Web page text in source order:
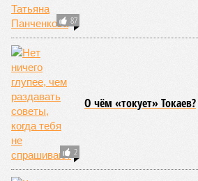
87
2
О чём «токует» Токаев?